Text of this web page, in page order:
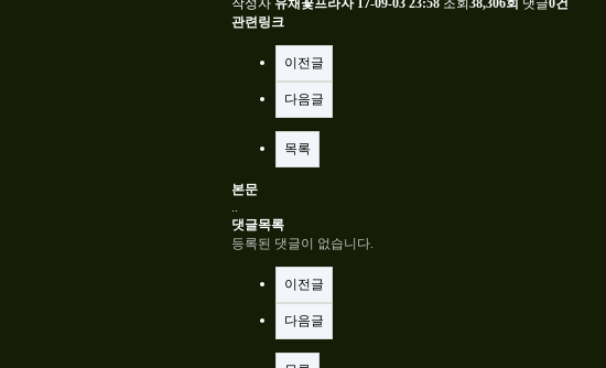
작성자 유채꽃프라자 17-09-03 23:58조회 38,306회 댓글0건
관련링크
이전글
다음글
목록
본문
..
댓글목록
등록된 댓글이 없습니다.
이전글
다음글